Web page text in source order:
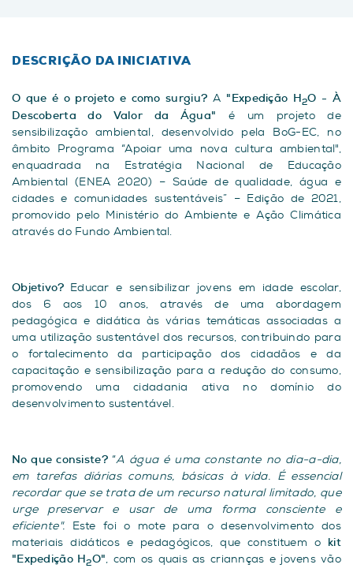
DESCRIÇÃO DA INICIATIVA
O que é o projeto e como surgiu? A "Expedição H2O - À
Descoberta do Valor da Água" é um projeto de
sensibilização ambiental, desenvolvido pela BoG-EC, no
âmbito Programa “Apoiar uma nova cultura ambiental",
enquadrada na Estratégia Nacional de Educação
Ambiental (ENEA 2020) – Saúde de qualidade, água e
cidades e comunidades sustentáveis” – Edição de 2021,
promovido pelo Ministério do Ambiente e Ação Climática
através do Fundo Ambiental.
Objetivo? Educar e sensibilizar jovens em idade escolar,
dos 6 aos 10 anos, através de uma abordagem
pedagógica e didática às várias temáticas associadas a
uma utilização sustentável dos recursos, contribuindo para
o fortalecimento da participação dos cidadãos e da
capacitação e sensibilização para a redução do consumo,
promovendo uma cidadania ativa no domínio do
desenvolvimento sustentável.
No que consiste? “A água é uma constante no dia-a-dia,
em tarefas diárias comuns, básicas à vida. É essencial
recordar que se trata de um recurso natural limitado, que
urge preservar e usar de uma forma consciente e
eficiente". Este foi o mote para o desenvolvimento dos
materiais didáticos e pedagógicos, que constituem o kit
"Expedição H2O", com os quais as criannças e jovens vão